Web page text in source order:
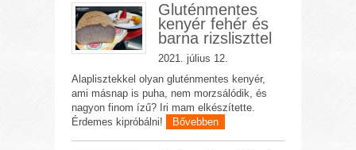
Gluténmentes
kenyér fehér és
barna rizsliszttel
2021. július 12.
Alaplisztekkel olyan gluténmentes kenyér,
ami másnap is puha, nem morzsálódik, és
nagyon finom ízű? Iri mam elkészítette.
Érdemes kipróbálni!
Bővebben